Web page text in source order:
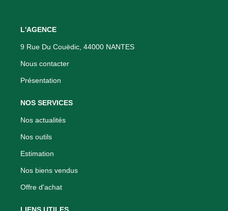
L'AGENCE
9 Rue Du Couëdic, 44000 NANTES
Nous contacter
Présentation
NOS SERVICES
Nos actualités
Nos outils
Estimation
Nos biens vendus
Offre d'achat